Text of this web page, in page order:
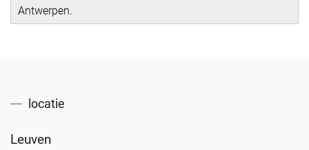
Antwerpen.
locatie
Leuven